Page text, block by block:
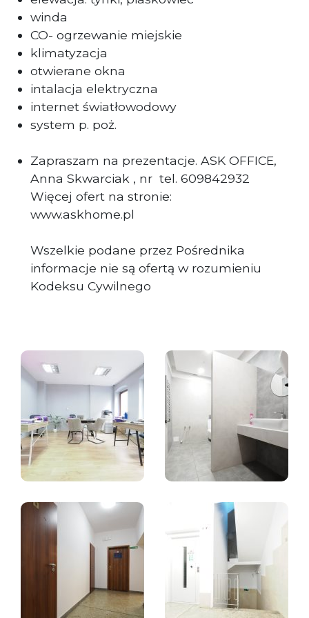
winda
CO- ogrzewanie miejskie
klimatyzacja
otwierane okna
intalacja elektryczna
internet światłowodowy
system p. poż.
Zapraszam na prezentacje. ASK OFFICE,
Anna Skwarciak , nr tel. 609842932
Więcej ofert na stronie:
www.askhome.pl
Wszelkie podane przez Pośrednika
informacje nie są ofertą w rozumieniu
Kodeksu Cywilnego